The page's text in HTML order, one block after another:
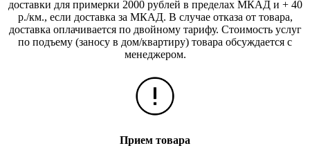
доставки для примерки 2000 рублей в пределах МКАД и + 40
р./км., если доставка за МКАД. В случае отказа от товара,
доставка оплачивается по двойному тарифу. Стоимость услуг
по подъему (заносу в дом/квартиру) товара обсуждается с
менеджером.
Прием товара